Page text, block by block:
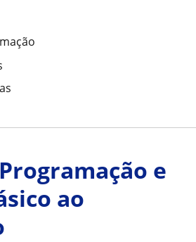
e
ao